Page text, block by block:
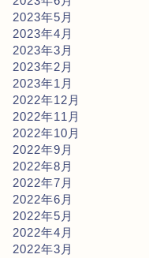
2023年5月
2023年4月
2023年3月
2023年2月
2023年1月
2022年12月
2022年11月
2022年10月
2022年9月
2022年8月
2022年7月
2022年6月
2022年5月
2022年4月
2022年3月